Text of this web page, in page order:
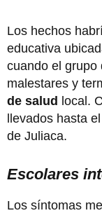
Los hechos
educativa
cuando el grupo
malestares y
de salud local.
llevados hasta el
de Juliaca.
Escolares
Los síntomas